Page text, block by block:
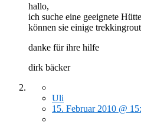
hallo,
ich suche eine geeignete
können sie einige
danke für ihre hilfe
dirk bäcker
Uli
15. Februar 2010 @